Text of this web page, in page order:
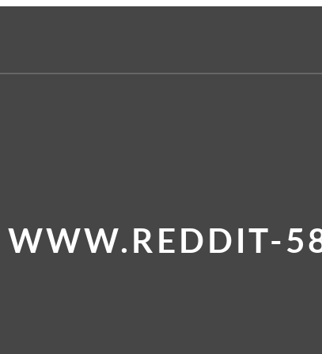
WWW.REDDIT-